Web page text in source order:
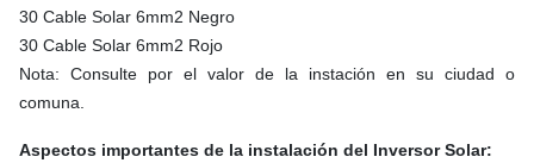
30 Cable Solar 6mm2 Negro
30 Cable Solar 6mm2 Rojo
Nota: Consulte por el valor de la instación en su ciudad o
comuna.
Aspectos importantes de la instalación del Inversor Solar: